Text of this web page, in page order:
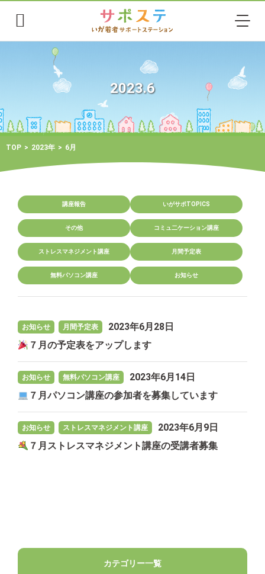
2023.6
TOP 2023年 6月
講座報告 いがサポTOPICS
その他 コミュ二ケーション講座
ストレスマネジメント講座 月間予定表
無料パソコン講座 お知らせ
お知らせ 月間予定表
2023年6月28日
７月の予定表をアップします
お知らせ 無料パソコン講座
2023年6月14日
７月パソコン講座の参加者を募集しています
お知らせ ストレスマネジメント講座
2023年6月9日
７月ストレスマネジメント講座の受講者募集
カテゴリー一覧